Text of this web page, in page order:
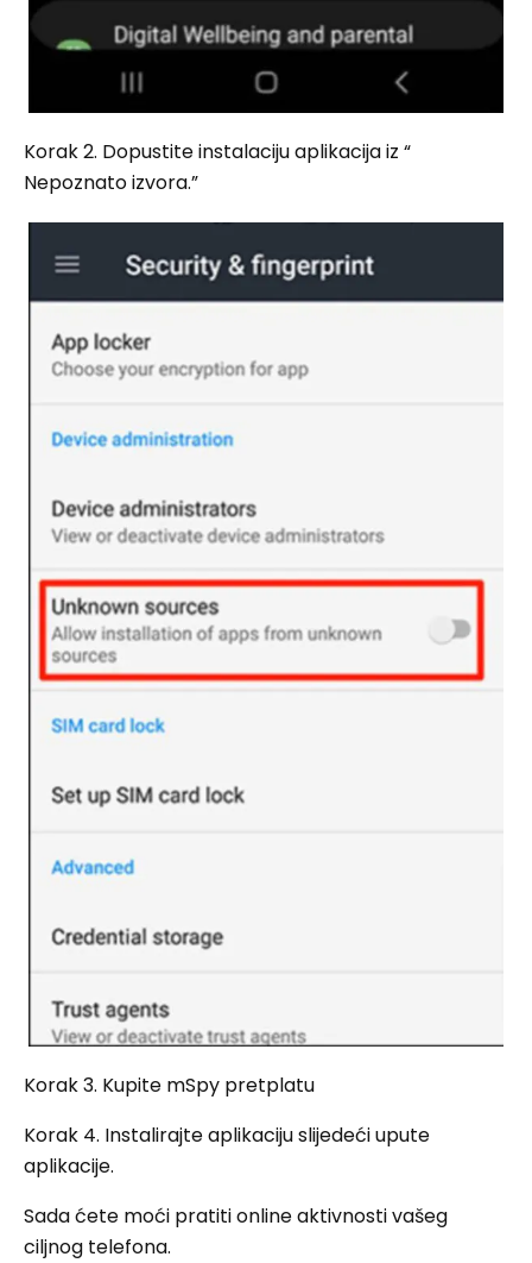
Korak 2. Dopustite instalaciju aplikacija iz “
Nepoznato izvora.”
Korak 3. Kupite mSpy pretplatu
Korak 4. Instalirajte aplikaciju slijedeći upute
aplikacije.
Sada ćete moći pratiti online aktivnosti vašeg
ciljnog telefona.